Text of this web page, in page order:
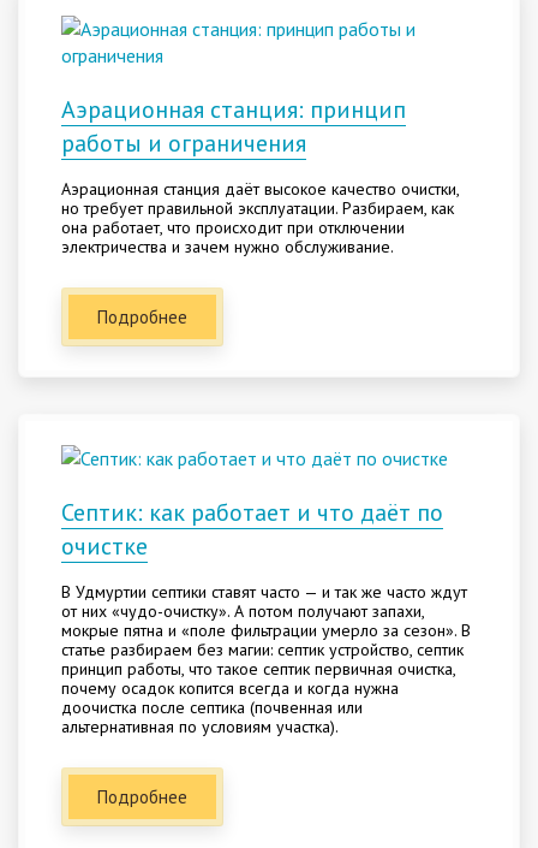
Аэрационная станция: принцип
работы и ограничения
Аэрационная станция даёт высокое качество очистки,
но требует правильной эксплуатации. Разбираем, как
она работает, что происходит при отключении
электричества и зачем нужно обслуживание.
Подробнее
Септик: как работает и что даёт по
очистке
В Удмуртии септики ставят часто — и так же часто ждут
от них «чудо-очистку». А потом получают запахи,
мокрые пятна и «поле фильтрации умерло за сезон». В
статье разбираем без магии: септик устройство, септик
принцип работы, что такое септик первичная очистка,
почему осадок копится всегда и когда нужна
доочистка после септика (почвенная или
альтернативная по условиям участка).
Подробнее